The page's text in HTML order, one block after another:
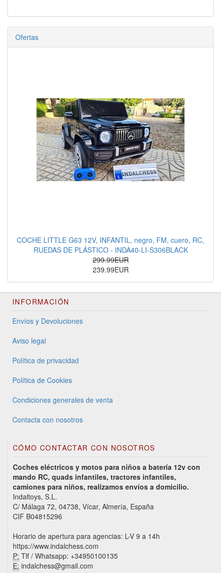
Ofertas
COCHE LITTLE G63 12V, INFANTIL, negro, FM, cuero, RC,
RUEDAS DE PLÁSTICO - INDA40-LI-S306BLACK
299.99EUR
239.99EUR
INFORMACIÓN
Envíos y Devoluciones
Aviso legal
Política de privacidad
Política de Cookies
Condiciones generales de venta
Contacta con nosotros
CÓMO CONTACTAR CON NOSOTROS
Coches eléctricos y motos para niños a batería 12v con
mando RC, quads infantiles, tractores infantiles,
camiones para niños, realizamos envíos a domicilio.
Indaltoys, S.L.
C/ Málaga 72, 04738, Vícar, Almería, España
CIF B04815296
Horario de apertura para agencias: L-V 9 a 14h
https://www.indalchess.com
P: Tlf / Whatsapp: +34950100135
E: indalchess@gmail.com